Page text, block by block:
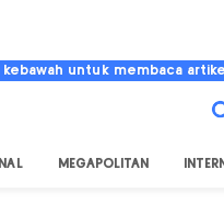
kebawah untuk membaca artikel
MEGAPOLITAN